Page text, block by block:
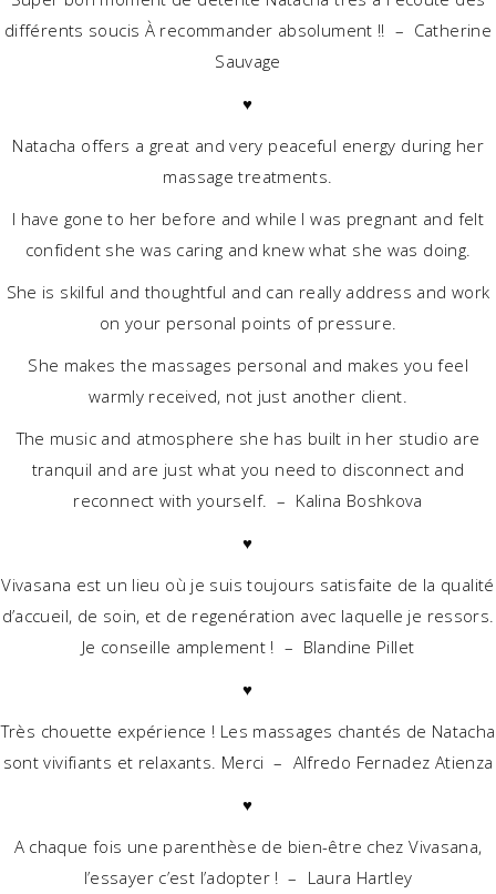
différents soucis À recommander absolument !! – Catherine
Sauvage
♥
Natacha offers a great and very peaceful energy during her
massage treatments.
I have gone to her before and while I was pregnant and felt
confident she was caring and knew what she was doing.
She is skilful and thoughtful and can really address and work
on your personal points of pressure.
She makes the massages personal and makes you feel
warmly received, not just another client.
The music and atmosphere she has built in her studio are
tranquil and are just what you need to disconnect and
reconnect with yourself. – Kalina Boshkova
♥
Vivasana est un lieu où je suis toujours satisfaite de la qualité
d’accueil, de soin, et de regenération avec laquelle je ressors.
Je conseille amplement ! – Blandine Pillet
♥
Très chouette expérience ! Les massages chantés de Natacha
sont vivifiants et relaxants. Merci – Alfredo Fernadez Atienza
♥
A chaque fois une parenthèse de bien-être chez Vivasana,
l’essayer c’est l’adopter ! – Laura Hartley